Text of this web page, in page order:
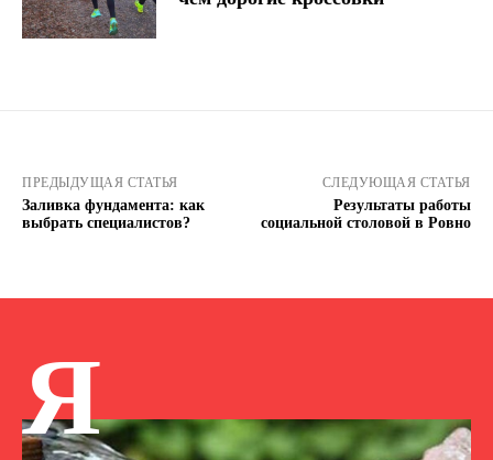
ПРЕДЫДУЩАЯ СТАТЬЯ
Заливка фундамента: как
выбрать специалистов?
СЛЕДУЮЩАЯ СТАТЬЯ
Результаты работы
социальной столовой в Ровно
Я